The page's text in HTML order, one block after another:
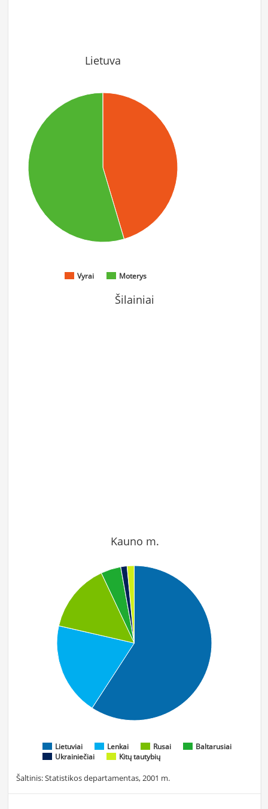
Lietuva
Vyrai Moterys
Šilainiai
Kauno m.
Lietuviai Lenkai Rusai
Baltarusiai
Ukrainiečiai
Kitų tautybių
Šaltinis: Statistikos departamentas, 2001 m.